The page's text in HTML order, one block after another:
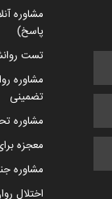
مشاوره
پاسخ)
تست
مشاوره
تضمینی
مشاوره
معجزه
مشاوره
اختلال